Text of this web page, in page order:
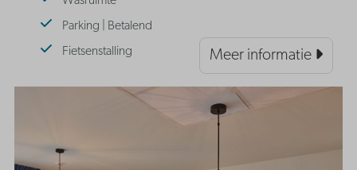
Parking | Betalend
Fietsenstalling
Meer informatie